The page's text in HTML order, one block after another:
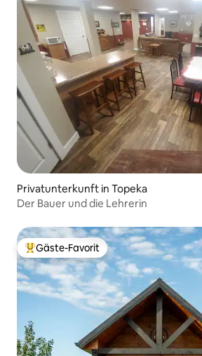
Privatunterkunft in Topeka
Der Bauer und die Lehrerin
Beliebter Gäste-Favorit.
Gäste-Favorit